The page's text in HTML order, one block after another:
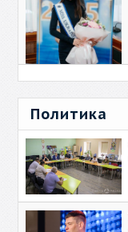
Политика